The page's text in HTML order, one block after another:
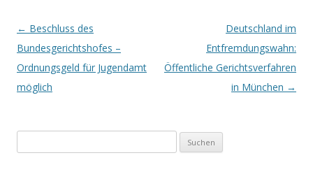
Beitrags-
Navigation
← Beschluss des
Bundesgerichtshofes –
Ordnungsgeld für Jugendamt
möglich
Deutschland im
Entfremdungswahn:
Öffentliche Gerichtsverfahren
in München →
nach: